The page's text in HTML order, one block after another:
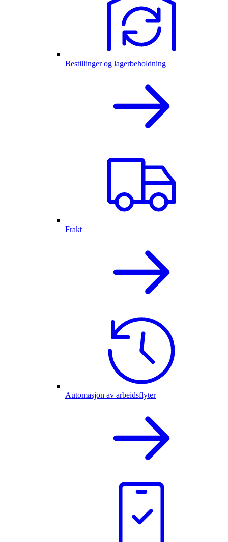
Bestillinger og lagerbeholdning
Frakt
Automasjon av arbeidsflyter